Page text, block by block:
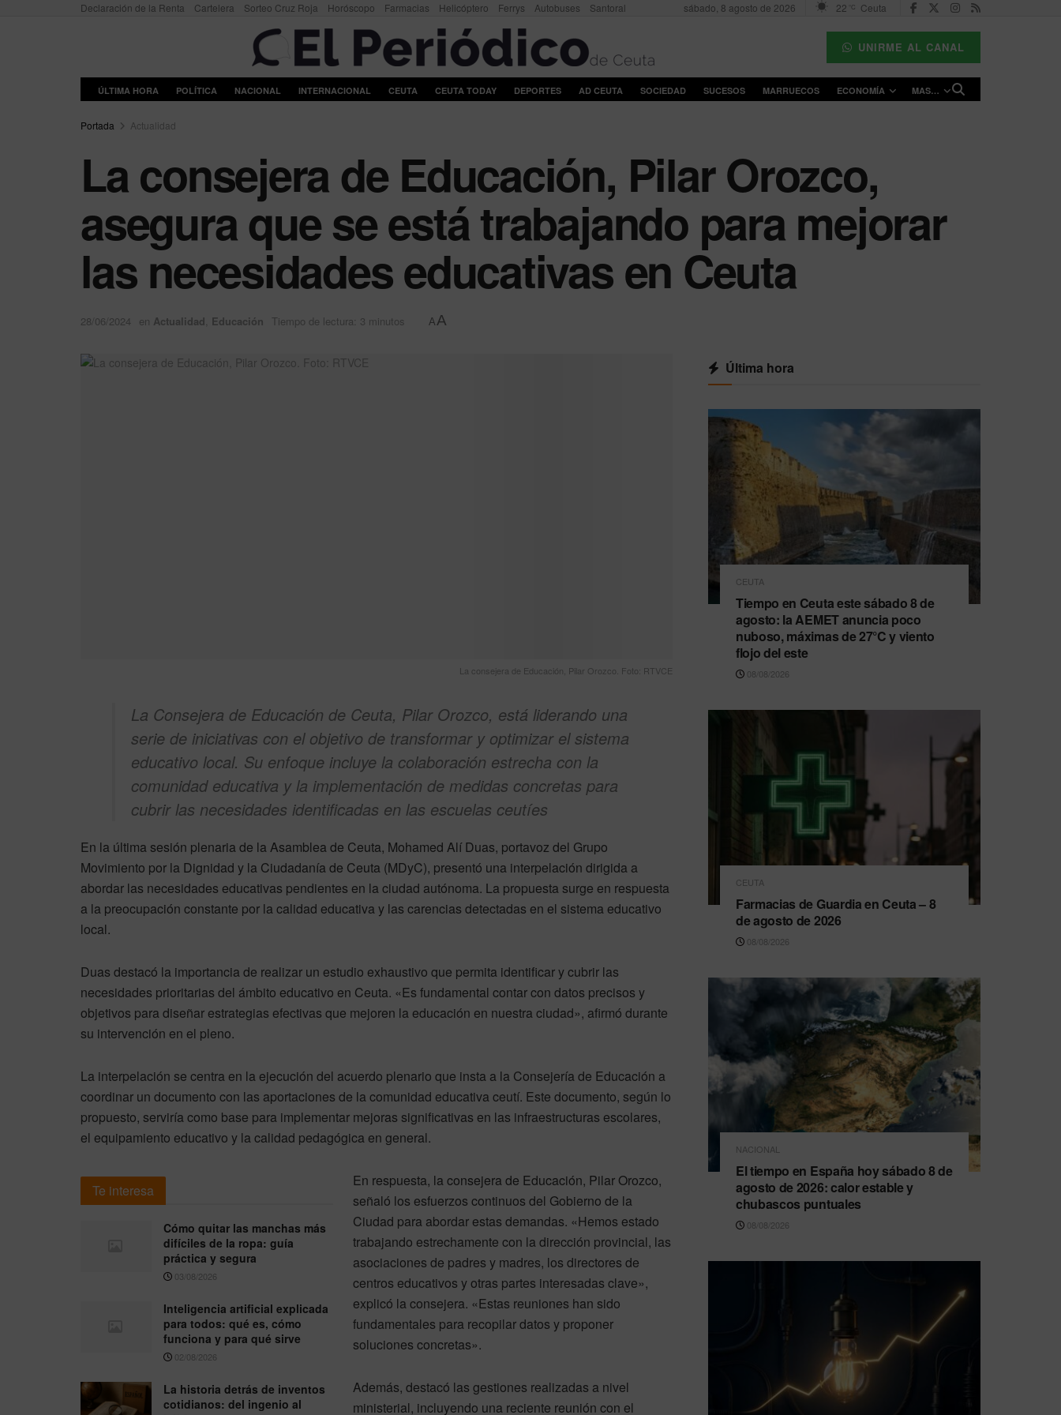
Declaración de la Renta Cartelera Sorteo Cruz Roja Horóscopo Farmacias Helicóptero Ferrys Autobuses Santoral sábado, 8 agosto de 2026 22 °C Ceuta
UNIRME AL CANAL
ÚLTIMA HORA POLÍTICA NACIONAL INTERNACIONAL CEUTA CEUTA TODAY DEPORTES AD CEUTA SOCIEDAD SUCESOS MARRUECOS ECONOMÍA MAS…
Portada Actualidad
La consejera de Educación, Pilar Orozco,
asegura que se está trabajando para mejorar
las necesidades educativas en Ceuta
28/06/2024 en Actualidad, Educación Tiempo de lectura: 3 minutos AA
La consejera de Educación, Pilar Orozco. Foto: RTVCE
La Consejera de Educación de Ceuta, Pilar Orozco, está liderando una
serie de iniciativas con el objetivo de transformar y optimizar el sistema
educativo local. Su enfoque incluye la colaboración estrecha con la
comunidad educativa y la implementación de medidas concretas para
cubrir las necesidades identificadas en las escuelas ceutíes
En la última sesión plenaria de la Asamblea de Ceuta, Mohamed Alí Duas, portavoz del Grupo
Movimiento por la Dignidad y la Ciudadanía de Ceuta (MDyC), presentó una interpelación dirigida a
abordar las necesidades educativas pendientes en la ciudad autónoma. La propuesta surge en respuesta
a la preocupación constante por la calidad educativa y las carencias detectadas en el sistema educativo
local.
Duas destacó la importancia de realizar un estudio exhaustivo que permita identificar y cubrir las
necesidades prioritarias del ámbito educativo en Ceuta. «Es fundamental contar con datos precisos y
objetivos para diseñar estrategias efectivas que mejoren la educación en nuestra ciudad», afirmó durante
su intervención en el pleno.
La interpelación se centra en la ejecución del acuerdo plenario que insta a la Consejería de Educación a
coordinar un documento con las aportaciones de la comunidad educativa ceutí. Este documento, según lo
propuesto, serviría como base para implementar mejoras significativas en las infraestructuras escolares,
el equipamiento educativo y la calidad pedagógica en general.
Te interesa
Cómo quitar las manchas más
difíciles de la ropa: guía
práctica y segura
03/08/2026
Inteligencia artificial explicada
para todos: qué es, cómo
funciona y para qué sirve
02/08/2026
La historia detrás de inventos
cotidianos: del ingenio al
En respuesta, la consejera de Educación, Pilar Orozco,
señaló los esfuerzos continuos del Gobierno de la
Ciudad para abordar estas demandas. «Hemos estado
trabajando estrechamente con la dirección provincial, las
asociaciones de padres y madres, los directores de
centros educativos y otras partes interesadas clave»,
explicó la consejera. «Estas reuniones han sido
fundamentales para recopilar datos y proponer
soluciones concretas».
Además, destacó las gestiones realizadas a nivel
ministerial, incluyendo una reciente reunión con el
Última hora
CEUTA
Tiempo en Ceuta este sábado 8 de
agosto: la AEMET anuncia poco
nuboso, máximas de 27°C y viento
flojo del este
08/08/2026
CEUTA
Farmacias de Guardia en Ceuta – 8
de agosto de 2026
08/08/2026
NACIONAL
El tiempo en España hoy sábado 8 de
agosto de 2026: calor estable y
chubascos puntuales
08/08/2026